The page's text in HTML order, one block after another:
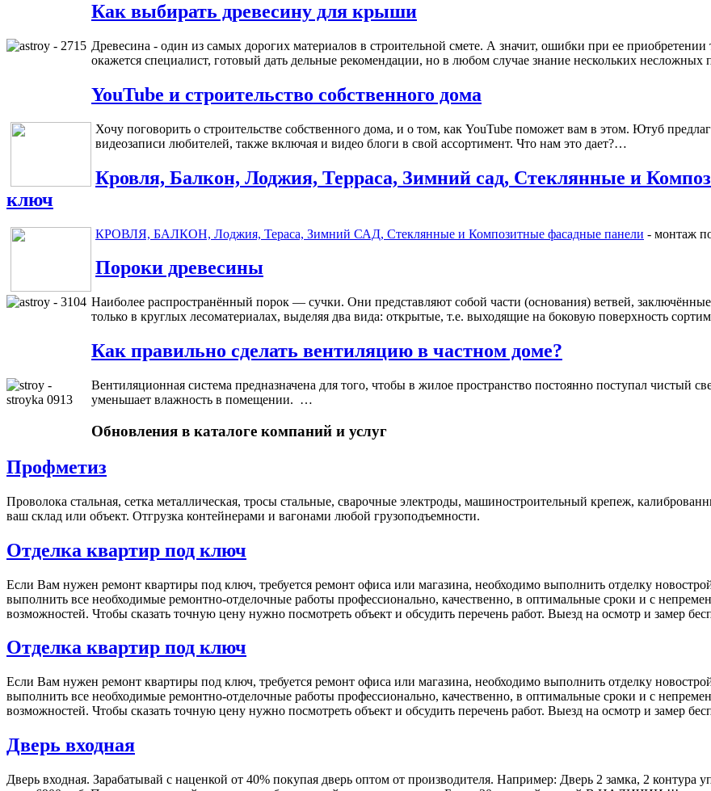
Как выбирать древесину для крыши
Древесина - один из самых дорогих материалов в строительной смете. А значит, ошибки при ее приобретении
окажется специалист, готовый дать дельные рекомендации, но в любом случае знание нескольких
YouTube и строительство собственного дома
Хочу поговорить о строительстве собственного дома, и о том, как YouTube поможет вам в этом. Ютуб
видеозаписи любителей, также включая и видео блоги в свой ассортимент. Что нам это дает?…
Кровля, Балкон, Лоджия, Терраса, Зимний сад, Стеклянные и
ключ
КРОВЛЯ, БАЛКОН, Лоджия, Тераса, Зимний САД, Стеклянные и Композитные фасадные панели - монтаж
Пороки древесины
Наиболее распространённый порок — сучки. Они представляют собой части (основания) ветвей,
только в круглых лесоматериалах, выделяя два вида: открытые, т.е. выходящие на боковую поверхность
Как правильно сделать вентиляцию в частном доме?
Вентиляционная система предназначена для того, чтобы в жилое пространство постоянно поступал чистый
уменьшает влажность в помещении. …
Обновления в каталоге компаний и услуг
Профметиз
Проволока стальная, сетка металлическая, тросы стальные, сварочные электроды, машиностроительный крепеж,
ваш склад или объект. Отгрузка контейнерами и вагонами любой грузоподъемности.
Отделка квартир под ключ
Если Вам нужен ремонт квартиры под ключ, требуется ремонт офиса или магазина, необходимо выполнить отделку
выполнить все необходимые ремонтно-отделочные работы профессионально, качественно, в оптимальные сроки и с
возможностей. Чтобы сказать точную цену нужно посмотреть объект и обсудить перечень работ. Выезд на осмотр и замер
Отделка квартир под ключ
Если Вам нужен ремонт квартиры под ключ, требуется ремонт офиса или магазина, необходимо выполнить отделку
выполнить все необходимые ремонтно-отделочные работы профессионально, качественно, в оптимальные сроки и с
возможностей. Чтобы сказать точную цену нужно посмотреть объект и обсудить перечень работ. Выезд на осмотр и замер
Дверь входная
Дверь входная. Зарабатывай с наценкой от 40% покупая дверь оптом от производителя. Например: Дверь 2 замка, 2 контура